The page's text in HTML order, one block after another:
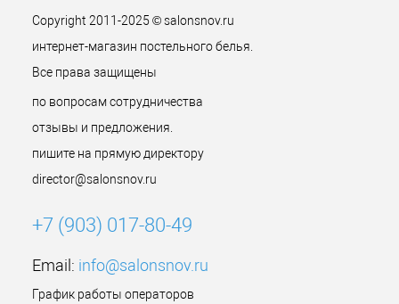
Copyright 2011-2025 © salonsnov.ru
интернет-магазин постельного белья.
Все права защищены
по вопросам сотрудничества
отзывы и предложения.
пишите на прямую директору
director@salonsnov.ru
+7 (903) 017-80-49
Email: info@salonsnov.ru
График работы операторов